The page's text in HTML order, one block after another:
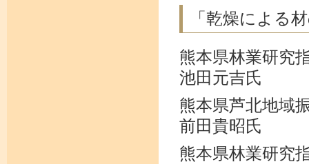
「乾燥による
熊本県林業研究
池田元吉氏
熊本県芦北地域
前田貴昭氏
熊本県林業研究